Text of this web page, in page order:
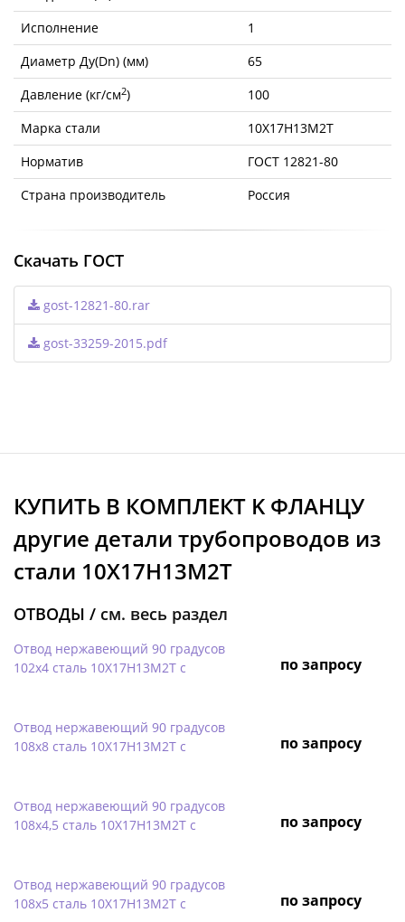
Исполнение
1
Диаметр Ду(Dn) (мм)
65
Давление (кг/см2)
100
Марка стали
10Х17Н13М2Т
Норматив
ГОСТ 12821-80
Страна производитель
Россия
Скачать ГОСТ
gost-12821-80.rar
gost-33259-2015.pdf
КУПИТЬ В КОМПЛЕКТ K ФЛАНЦУ
другие детали трубопроводов из
стали 10Х17Н13М2Т
ОТВОДЫ / см. весь раздел
Отвод нержавеющий 90 градусов
102х4 сталь 10Х17Н13М2Т с
по запросу
Отвод нержавеющий 90 градусов
108х8 сталь 10Х17Н13М2Т с
по запросу
Отвод нержавеющий 90 градусов
108х4,5 сталь 10Х17Н13М2Т с
по запросу
Отвод нержавеющий 90 градусов
108х5 сталь 10Х17Н13М2Т с
по запросу